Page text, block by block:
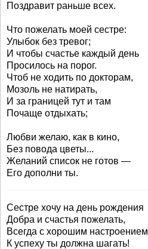
Поздравит раньше всех.
Что пожелать моей сестре:
Улыбок без тревог;
И чтобы счастье каждый день
Просилось на порог.
Чтоб не ходить по докторам,
Мозоль не натирать,
И за границей тут и там
Почаще отдыхать;
Любви желаю, как в кино,
Без повода цветы...
Желаний список не готов —
Его дополни ты.
Сестре хочу на день рождения
Добра и счастья пожелать,
Всегда с хорошим настроением
К успеху ты должна шагать!